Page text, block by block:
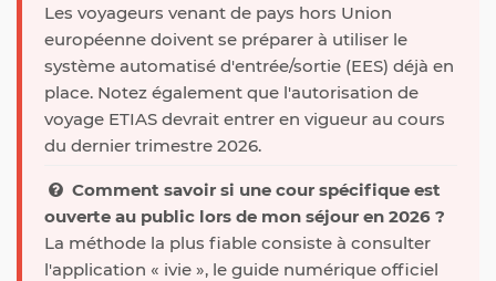
Les voyageurs venant de pays hors Union
européenne doivent se préparer à utiliser le
système automatisé d'entrée/sortie (EES) déjà en
place. Notez également que l'autorisation de
voyage ETIAS devrait entrer en vigueur au cours
du dernier trimestre 2026.
Comment savoir si une cour spécifique est
ouverte au public lors de mon séjour en 2026 ?
La méthode la plus fiable consiste à consulter
l'application « ivie », le guide numérique officiel